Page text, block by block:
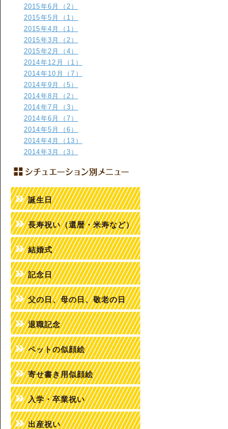
2015年6月（2）
2015年5月（1）
2015年4月（1）
2015年3月（2）
2015年2月（4）
2014年12月（1）
2014年10月（7）
2014年9月（5）
2014年8月（2）
2014年7月（3）
2014年6月（7）
2014年5月（6）
2014年4月（13）
2014年3月（3）
誕生日
長寿祝い（還暦・米寿など）
結婚式
記念日
父の日、母の日、敬老の日
退職記念
ペットの似顔絵
寄せ書き用似顔絵
入学・卒業祝い
出産祝い